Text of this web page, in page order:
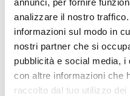
analizzare il nostro
informazioni sul modo in
nostri partner che si
pubblicità e social media, i
con altre informazioni che
raccolto dal tuo utilizzo dei
presso il Golf
Golf Card Alto
green fee per 18
partner di Golf in
1 regalo da golf